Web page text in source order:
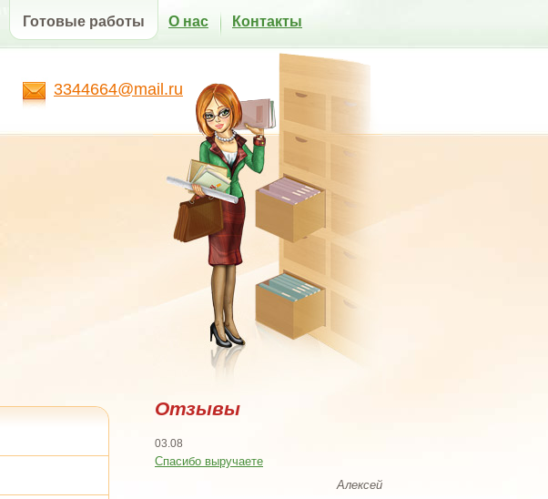
3344664@mail.ru
Готовые работы О нас Контакты
Отзывы
03.08
Спасибо выручаете
Алексей